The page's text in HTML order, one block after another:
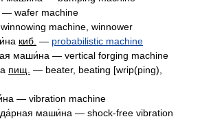
wafer machine
machine, winnower
киб. — probabilistic machine
маши́на — vertical forging machine
пищ. — beater, beating [wrip(ping),
— vibration machine
маши́на — shock-free vibration